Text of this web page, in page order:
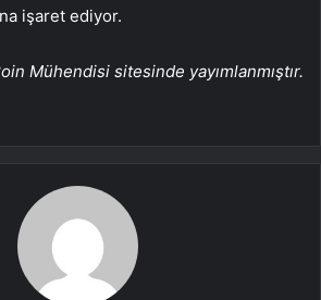
işaret ediyor.
Mühendisi sitesinde yayımlanmıştır.